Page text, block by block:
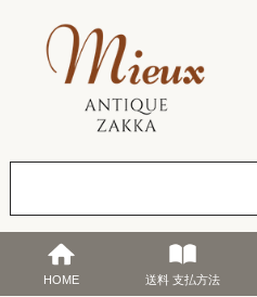
HOME 送料 支払方法